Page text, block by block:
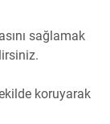
sağlamak
koruyarak